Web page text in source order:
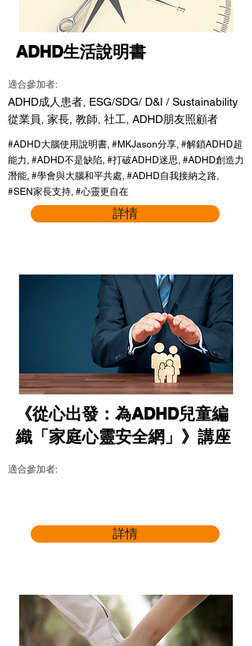
ADHD生活說明書
適合參加者:
ADHD成人患者, ESG/SDG/ D&I / Sustainability
從業員, 家長, 教師, 社工, ADHD朋友照顧者
#ADHD大腦使用說明書, #MKJason分享, #解鎖ADHD超
能力, #ADHD不是缺陷, #打破ADHD迷思, #ADHD創造力
潛能, #學會與大腦和平共處, #ADHD自我接納之路,
#SEN家長支持, #心靈更自在
詳情
《從心出發：為ADHD兒童編
織「家庭心靈安全網」》講座
適合參加者:
詳情